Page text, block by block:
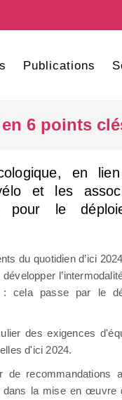
Publications
6 points
en
et les
pour le
du quotidien d’ici
cela passe par le
des exigences
d'ici 2024.
recommandations
dans la mise en œuvre